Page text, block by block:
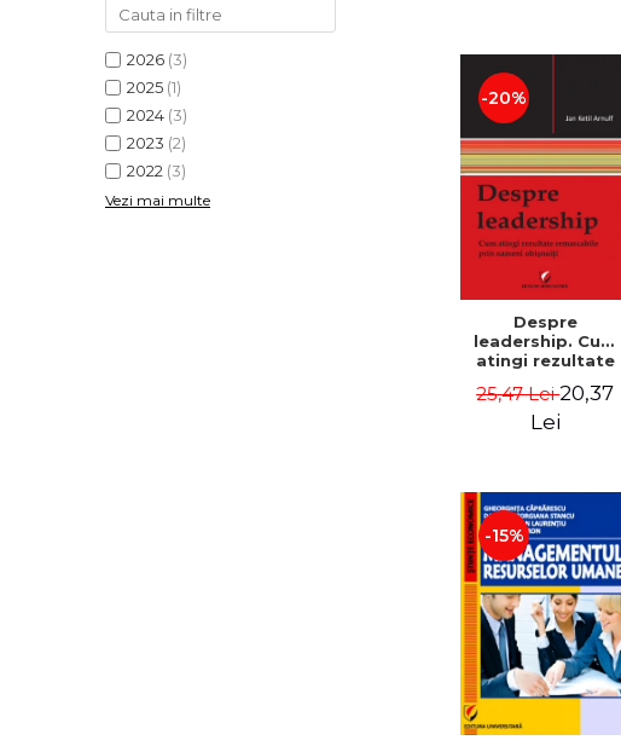
2026 (3)
2025 (1)
2024 (3)
2023 (2)
2022 (3)
Vezi mai multe
-20%
Despre
leadership. Cum
atingi rezultate
oameni obisnuiti
25,47 Lei20,37
Lei
-15%